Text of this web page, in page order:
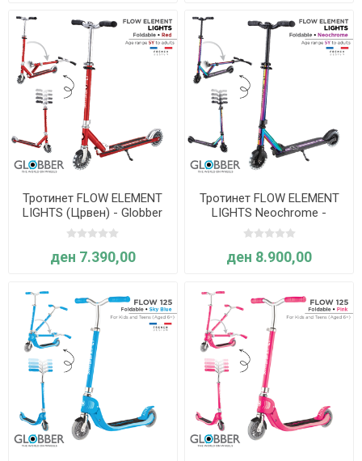
Тротинет FLOW ELEMENT
LIGHTS (Црвен) - Globber
ден 7.390,00
Тротинет FLOW ELEMENT
LIGHTS Neochrome -
Globber
ден 8.900,00